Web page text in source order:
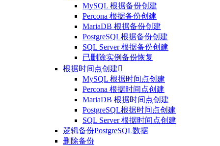
MySQL 根据备份创建
Percona 根据备份创建
MariaDB 根据备份创建
PostgreSQL根据备份创建
SQL Server 根据备份创建
已删除实例备份恢复
根据时间点创建
MySQL 根据时间点创建
Percona 根据时间点创建
MariaDB 根据时间点创建
PostgreSQL根据时间点创建
SQL Server 根据时间点创建
逻辑备份PostgreSQL数据
删除备份